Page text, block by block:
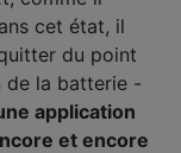
cet état, il
du point
de la batterie -
application
et encore